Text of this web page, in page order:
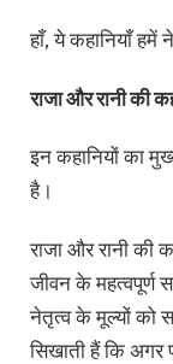
हाँ, ये कहानियाँ
राजा और रानी की
इन कहानियों का
है।
राजा और रानी की
जीवन के महत्वपूर्ण
नेतृत्व के मूल्यों को
सिखाती हैं कि अगर